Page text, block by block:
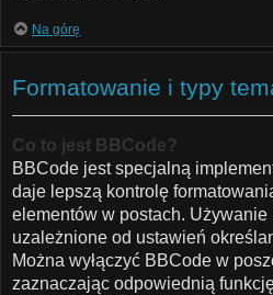
Na górę
Formatowanie i typy
Co to jest BBCode?
BBCode jest specjalną
daje lepszą kontrolę
elementów w postach.
uzależnione od ustawień
Można wyłączyć BBCode w
zaznaczając odpowiednią